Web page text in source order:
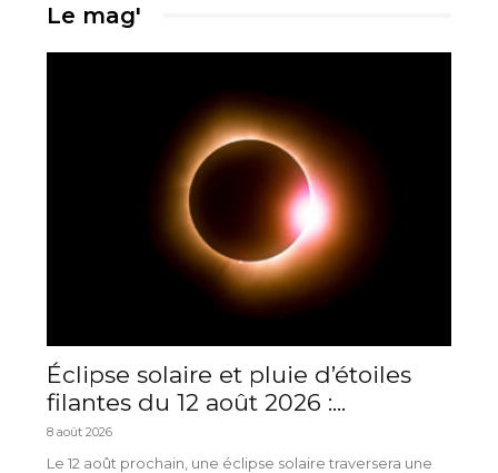
Le mag'
Éclipse solaire et pluie d’étoiles
filantes du 12 août 2026 :...
8 août 2026
Le 12 août prochain, une éclipse solaire traversera une